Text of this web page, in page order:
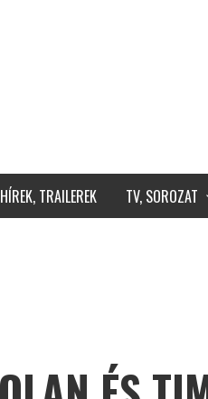
HÍREK, TRAILEREK TV, SOROZAT